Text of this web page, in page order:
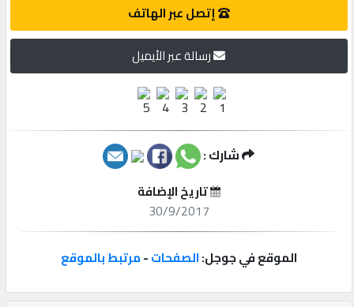
مميزة
إتصل
المنتدى
إتصل عبر الهاتف
رسالة عبر الأيميل
شارك :
تاريخ الإضافة
30/9/2017
الموقع في جوجل:الصفحات-مرتبط بالموقع